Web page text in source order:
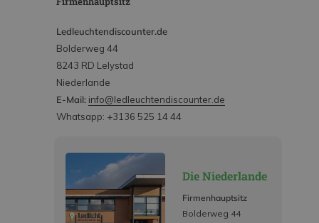
Ledleuchtendiscounter.de
Bolderweg 44
8243 RD Lelystad
Niederlande
E-Mail: info@ledleuchtendiscounter.de
Whatsapp: +3136 525 14 44
Die Niederlande
Firmenhauptsitz
Bolderweg 44